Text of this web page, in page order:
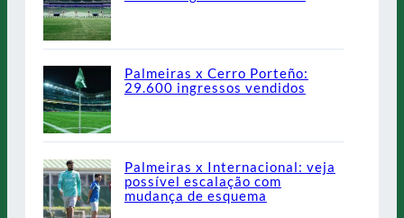
Palmeiras x Cerro Porteño:
29.600 ingressos vendidos
Palmeiras x Internacional: veja
possível escalação com
mudança de esquema